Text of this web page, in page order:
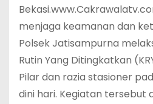
menjaga keamanan dan
Polsek Jatisampurna
Rutin Yang Ditingkatkan
Pilar dan razia stasioner
dini hari. Kegiatan tersebut